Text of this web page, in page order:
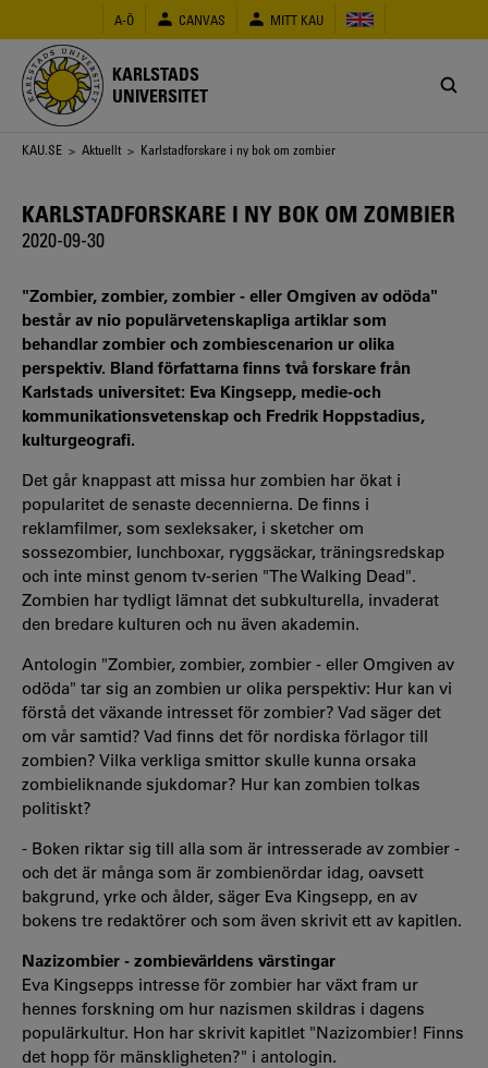
huvudinnehåll
A-Ö CANVAS MITT KAU
KARLSTADS
UNIVERSITET
Länkstig
KAU.SE > Aktuellt > Karlstadforskare i ny bok om zombier
KARLSTADFORSKARE I NY BOK OM ZOMBIER
2020-09-30
"Zombier, zombier, zombier - eller Omgiven av odöda"
består av nio populärvetenskapliga artiklar som
behandlar zombier och zombiescenarion ur olika
perspektiv. Bland författarna finns två forskare från
Karlstads universitet: Eva Kingsepp, medie-och
kommunikationsvetenskap och Fredrik Hoppstadius,
kulturgeografi.
Det går knappast att missa hur zombien har ökat i
popularitet de senaste decennierna. De finns i
reklamfilmer, som sexleksaker, i sketcher om
sossezombier, lunchboxar, ryggsäckar, träningsredskap
och inte minst genom tv-serien "The Walking Dead".
Zombien har tydligt lämnat det subkulturella, invaderat
den bredare kulturen och nu även akademin.
Antologin "Zombier, zombier, zombier - eller Omgiven av
odöda" tar sig an zombien ur olika perspektiv: Hur kan vi
förstå det växande intresset för zombier? Vad säger det
om vår samtid? Vad finns det för nordiska förlagor till
zombien? Vilka verkliga smittor skulle kunna orsaka
zombieliknande sjukdomar? Hur kan zombien tolkas
politiskt?
- Boken riktar sig till alla som är intresserade av zombier -
och det är många som är zombienördar idag, oavsett
bakgrund, yrke och ålder, säger Eva Kingsepp, en av
bokens tre redaktörer och som även skrivit ett av kapitlen.
Nazizombier - zombievärldens värstingar
Eva Kingsepps intresse för zombier har växt fram ur
hennes forskning om hur nazismen skildras i dagens
populärkultur. Hon har skrivit kapitlet "Nazizombier! Finns
det hopp för mänskligheten?" i antologin.